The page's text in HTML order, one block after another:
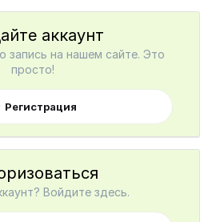
аккаунт
запись на нашем сайте. Это
просто!
Регистрация
Войдите здесь.